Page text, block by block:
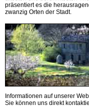
präsentiert es die
zwanzig Orten der Stadt.
Informationen auf unserer
Sie können uns direkt